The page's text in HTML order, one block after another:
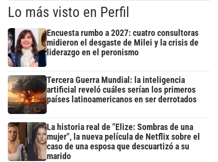
Lo más visto en Perfil
Encuesta rumbo a 2027: cuatro consultoras
midieron el desgaste de Milei y la crisis de
liderazgo en el peronismo
Tercera Guerra Mundial: la inteligencia
artificial reveló cuáles serían los primeros
países latinoamericanos en ser derrotados
La historia real de "Elize: Sombras de una
mujer", la nueva película de Netflix sobre el
caso de una esposa que descuartizó a su
marido